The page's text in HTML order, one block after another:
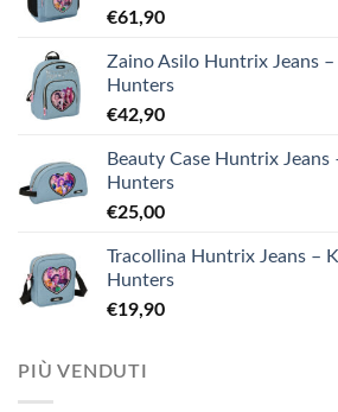
€61,90
Zaino Asilo Huntrix Jeans
Hunters
€42,90
Beauty Case Huntrix Jeans
Hunters
€25,00
Tracollina Huntrix Jeans –
Hunters
€19,90
PIÙ VENDUTI